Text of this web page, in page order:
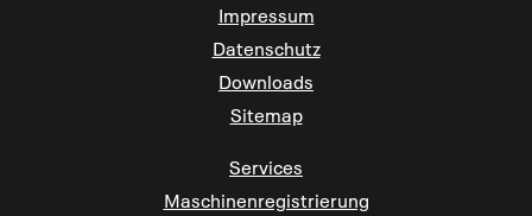
Impressum
Datenschutz
Downloads
Sitemap
Services
Maschinenregistrierung